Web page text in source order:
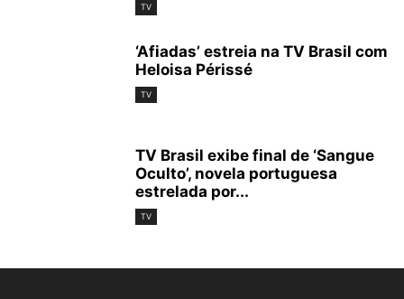
TV
‘Afiadas’ estreia na TV Brasil com
Heloisa Périssé
TV
TV Brasil exibe final de ‘Sangue
Oculto’, novela portuguesa
estrelada por...
TV